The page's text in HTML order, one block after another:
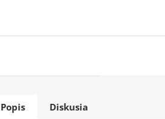
Popis Diskusia